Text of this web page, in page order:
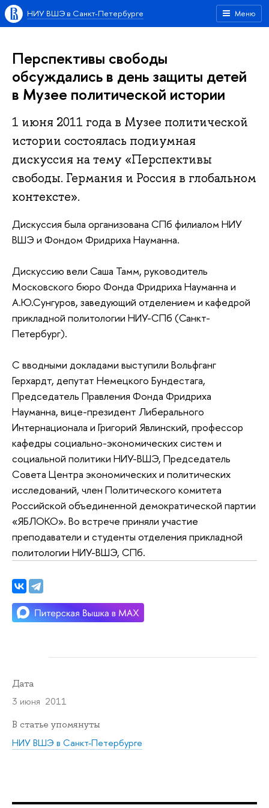
Меню
НИУ ВШЭ в Санкт-Петербурге
Перспективы свободы
обсуждались в день защиты детей
в Музее политической истории
1 июня 2011 года в Музее политической
истории состоялась подиумная
дискуссия на тему «Перспективы
свободы. Германия и Россия в глобальном
контексте».
Дискуссия была организована СПб филиалом НИУ
ВШЭ и Фондом Фридриха Науманна.
Дискуссию вели Саша Тамм, руководитель
Московского бюро Фонда Фридриха Науманна и
А.Ю.Сунгуров, заведующий отделением и кафедрой
прикладной политологии НИУ-СПб (Санкт-
Петербург).
С вводными докладами выступили Вольфганг
Герхардт, депутат Немецкого Бундестага,
Председатель Правления Фонда Фридриха
Науманна, вице-президент Либерального
Интернационала и Григорий Явлинский, профессор
кафедры социально-экономических систем и
социальной политики НИУ-ВШЭ, Председатель
Совета Центра экономических и политических
исследований, член Политического комитета
Российской объединенной демократической партии
«ЯБЛОКО». Во встрече приняли участие
преподаватели и студенты отделения прикладной
политологии НИУ-ВШЭ, СПб.
Дата
3 июня 2011
В статье упомянуты
НИУ ВШЭ в Санкт-Петербурге